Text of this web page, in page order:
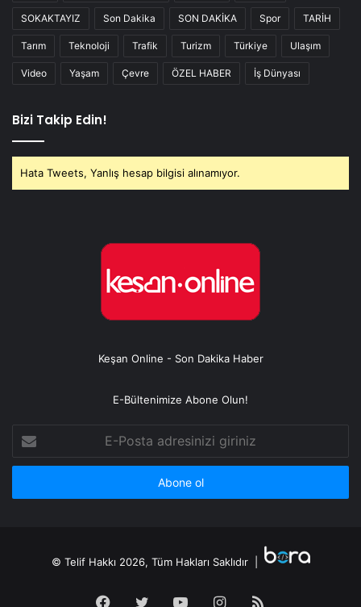
SOKAKTAYIZ Son Dakika SON DAKİKA Spor TARİH
Tarım Teknoloji Trafik Turizm Türkiye Ulaşım
Video Yaşam Çevre ÖZEL HABER İş Dünyası
Bizi Takip Edin!
Hata Tweets, Yanlış hesap bilgisi alınamıyor.
Keşan Online - Son Dakika Haber
E-Bültenimize Abone Olun!
Posta
adresinizi
© Telif Hakkı 2026, Tüm Hakları Saklıdır |
Facebook
TwitterYouTubeInstagram
RSS